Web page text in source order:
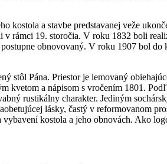
kostola a stavbe predstavanej veže
rámci 19. storočia. V roku 1832 boli
obnovovaný. V roku 1907 bol do
stôl Pána. Priestor je lemovaný
kvetom a nápisom s vročením 1801.
rustikálny charakter. Jediným
lásky, častý v reformovanom
kostola a jeho obnovách. Ako